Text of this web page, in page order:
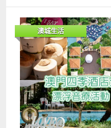
水中瑜伽更是巧妙融合了
流動中漸漸舒展；還有一
柔的鑰匙，輕輕打開平衡
抬頭便是漫天星光，伴著
盈。 參與者們都說，這
活重置」mdash;mdash;
積的重負，擁抱徹底放鬆
力重新出發。原來真正的
夠親近，和諧便會自然而
裡時時發生 在這裡, 酒店
色活動，讓大家邊吃邊玩
消磨時光！ 國際美食大
位，涵蓋粵菜、淮揚菜、
一網打盡。從成都麻辣小
木糠布丁，開啟一場舌尖
氣之選：拳頭大的章魚燒
汁的蒲燒鰻魚串（約
心推薦：碗大的蟹黃湯包
鮮味，真係好juicy 現場
美食，搭配舞台上異國歌
澳城生活